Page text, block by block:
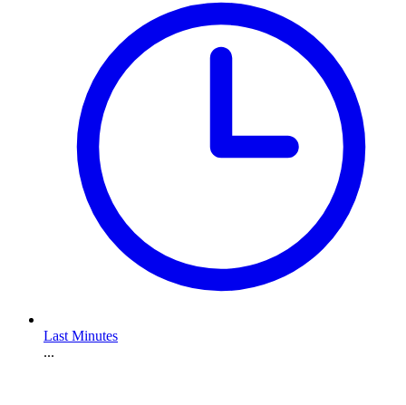
Last Minutes
...